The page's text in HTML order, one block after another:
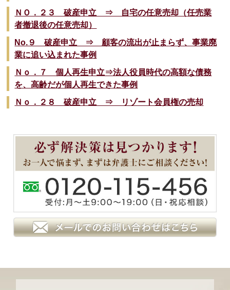
ＮＯ．２３ 破産申立 ⇒ 自宅の任意売却（任売業
者撤退後の任意売却）
No.９ 破産申立 ⇒ 顧客の流出が止まらず、事業廃
業に追い込まれた事例
Ｎｏ．７ 個人再生申立⇒法人役員時代の高額な債務
を、高齢だが個人再生できた事例
Ｎｏ．２８ 破産申立 ⇒ リゾート会員権の売却